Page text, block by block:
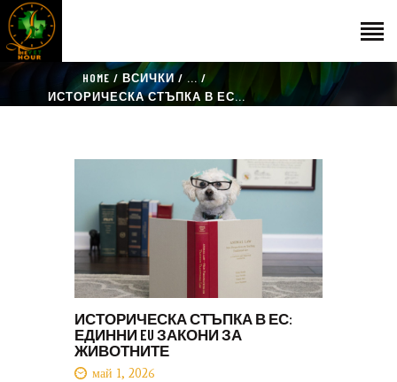
HOME ВСИЧКИ
...
ИСТОРИЧЕСКА СТЪПКА В ЕС...
НАЧАЛО
THE VET HOUR
БЛОГ
КОНТАКТ
ИСТОРИЧЕСКА СТЪПКА В ЕС:
ЕДИННИ EU ЗАКОНИ ЗА
ЖИВОТНИТЕ
май 1, 2026